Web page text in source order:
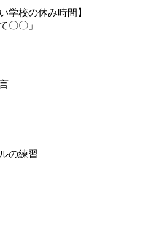
学校の休み時間】
〇〇」
の練習